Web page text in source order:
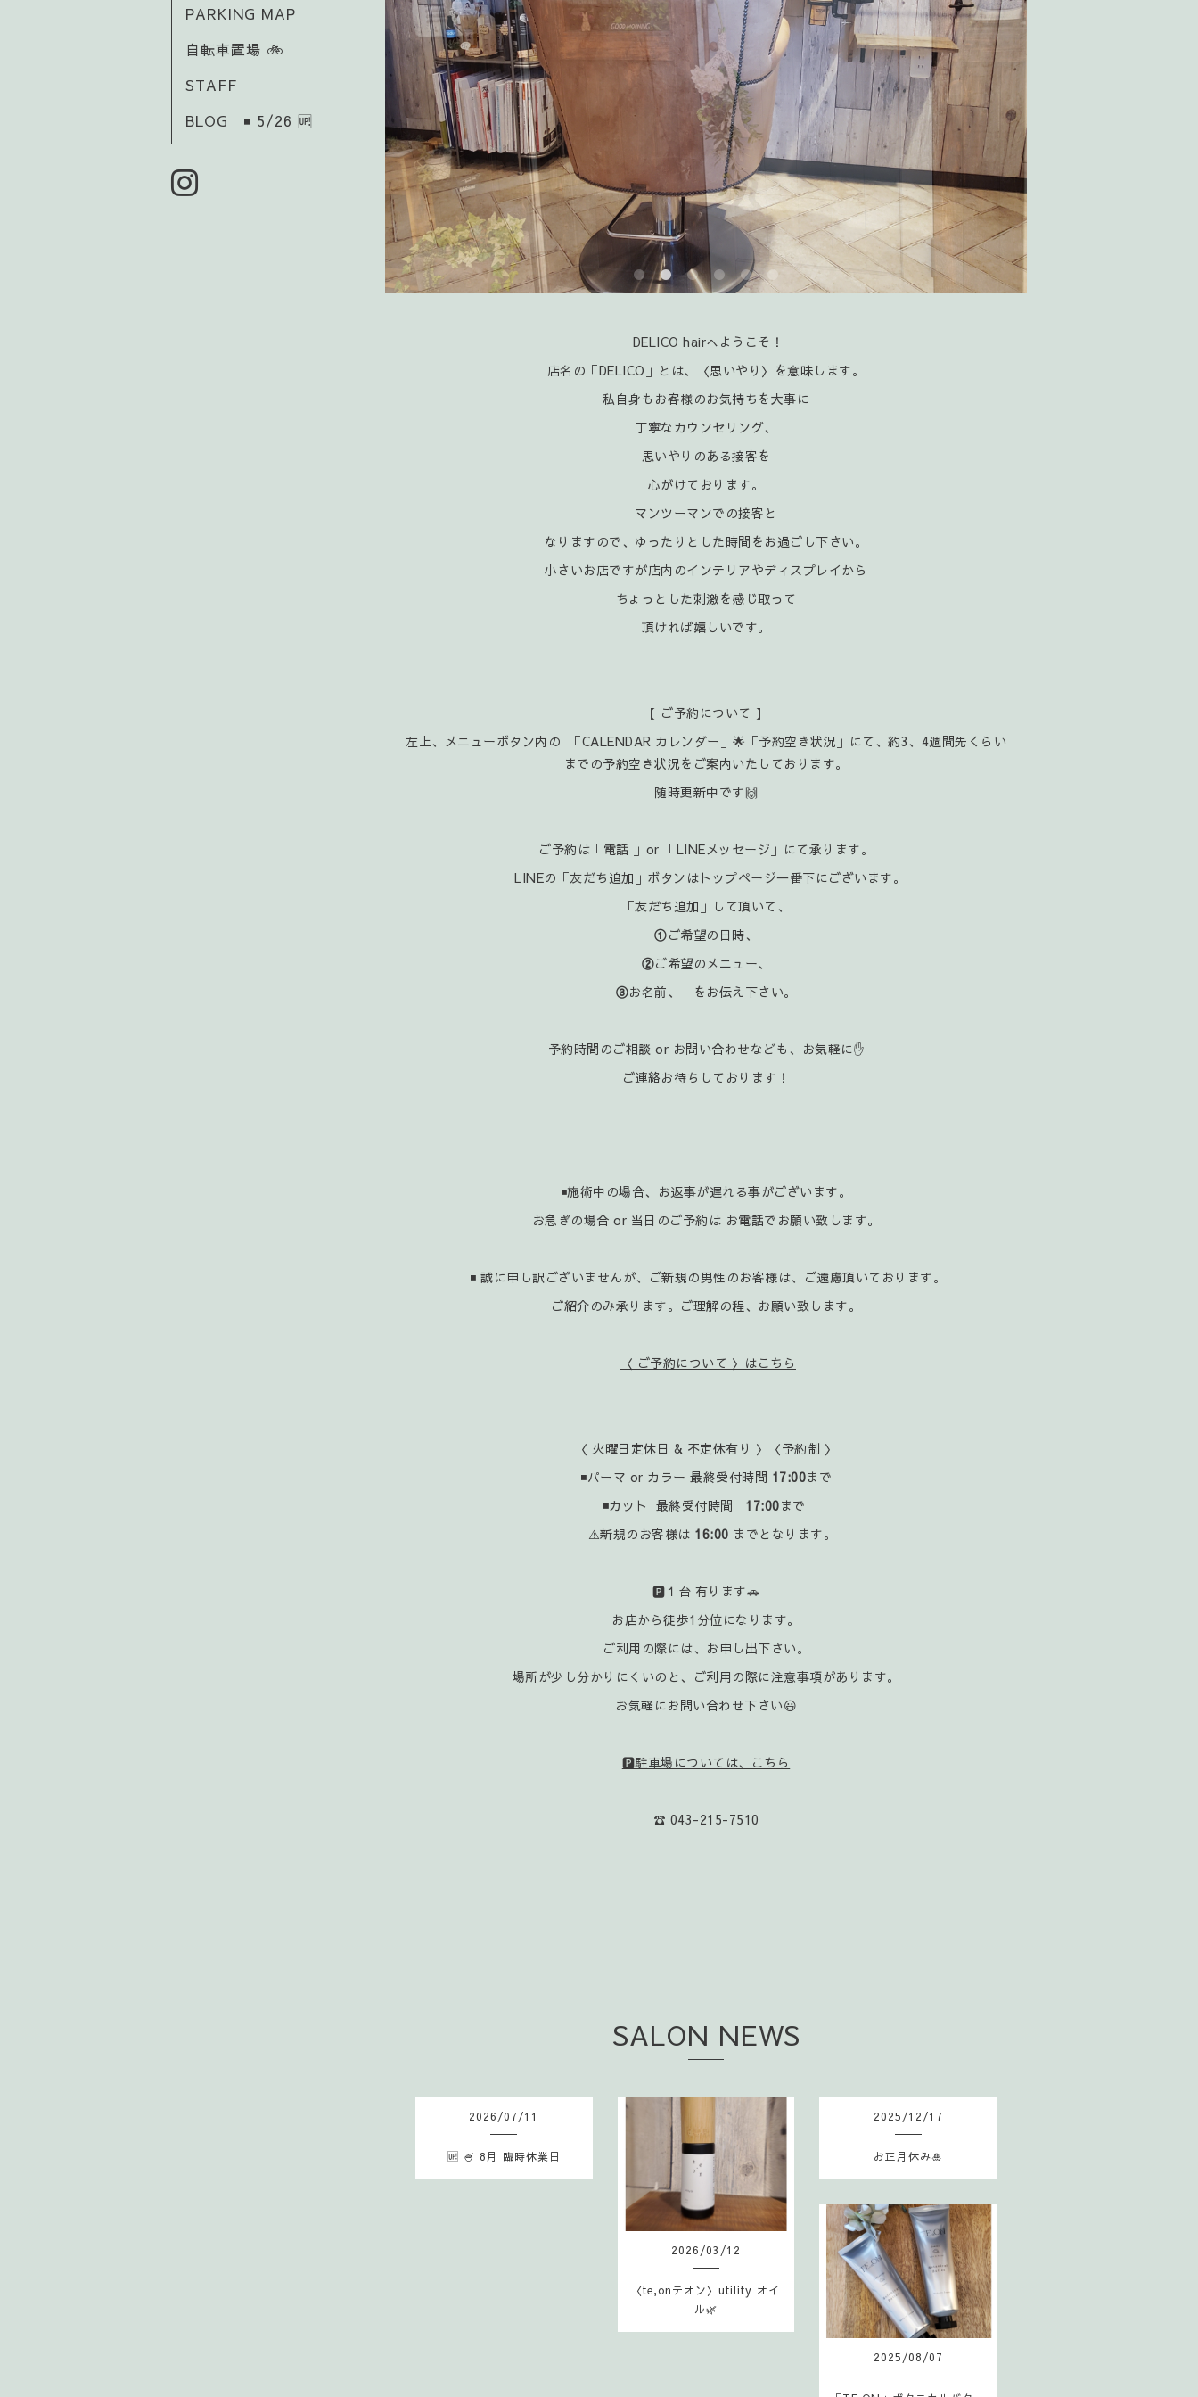
PARKING MAP
自転車置場 🚲️
STAFF
BLOG ◾ 5/26 🆙
DELICO hairへようこそ！
店名の「DELICO」とは、〈思いやり〉を意味します。
私自身もお客様のお気持ちを大事に
丁寧なカウンセリング、
思いやりのある接客を
心がけております。
マンツーマンでの接客と
なりますので、ゆったりとした時間をお過ごし下さい。
小さいお店ですが店内のインテリアやディスプレイから
ちょっとした刺激を感じ取って
頂ければ嬉 しいです。
【 ご予約について 】
左上、メニューボタン内の 「CALENDAR カレンダー」🌟「予約空き状況」にて、約3、4週間先くらい
までの予約空き状況をご案内いたしております。
随時更新中です🙌
ご予約は「電話 」or 「LINEメッセージ」にて承ります。
LINEの「友だち追加」ボタンはトップページ一番下にございます。
「友だち追加」して頂いて、
①ご希望の日時、
②ご希望のメニュー、
③お名前、 をお伝え下さい。
予約時間のご相談 or お問い合わせなども、お気軽に✋️
ご連絡お待ちしております！
◾施術中の場合、お返事が遅れる事がございます。
お急ぎの場合 or 当日のご予約は お電話でお願い致します。
◾ 誠に申し訳ございませんが、ご新規の男性のお客様は、ご遠慮頂いております。
ご紹介のみ承ります。ご理解の程、お願い致します。
〈 ご予約について 〉はこちら
〈 火曜日定休日 & 不定休有り 〉〈予約制 〉
◾パーマ or カラー 最終受付時間 17:00まで
◾カット 最終受付時間 17:00まで
⚠️新規のお客様は 16:00 までとなります。
🅿️１台 有ります🚗
お店から徒歩1分位になります。
ご利用の際には、お申し出下さい。
場所が少し分かりにくいのと、ご利用の際に注意事項があります。
お気軽にお問い合わせ下さい😃
🅿️駐車場については、こちら
☎️ 043-215-7510
SALON NEWS
2026/07/11
🆙 🍧 8月 臨時休業日
2026/03 /12
〈te,onテオン〉utility オイ
ル🌿
2025/12/17
お正月休み🎍
2025/08/07